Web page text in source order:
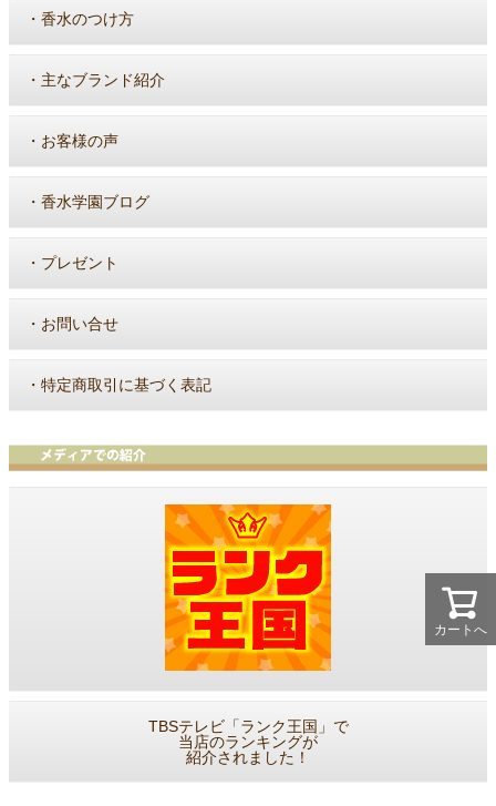
カートへ
・ 香水のつけ方
・ 主なブランド紹介
・ お客様の声
・ 香水学園ブログ
・ プレゼント
・ お問い合せ
・ 特定商取引に基づく表記
TBSテレビ「ランク王国」で
当店のランキングが
紹介されました！